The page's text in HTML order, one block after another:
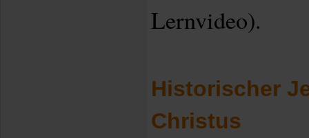
Lernvideo).
Historischer
Christus